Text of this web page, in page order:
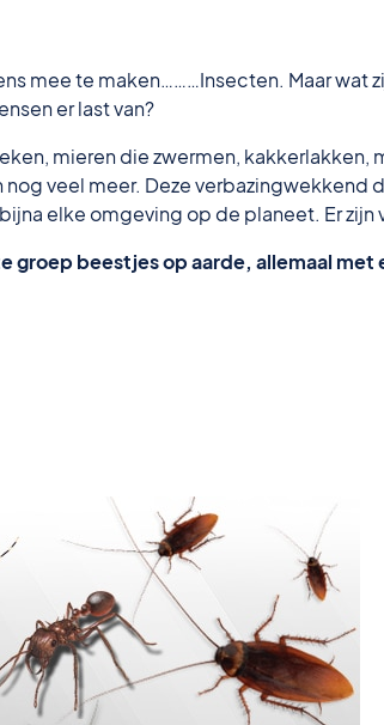
mee te maken………Insecten. Maar wat
er last van?
mieren die zwermen, kakkerlakken,
nog veel meer. Deze verbazingwekkend
elke omgeving op de planeet. Er
groep beestjes op aarde, allemaal